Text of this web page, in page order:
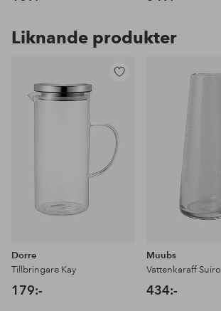
Liknande produkter
Dorre
Tillbringare Kay
179:-
Muubs
Vattenkaraff Suiro
434:-